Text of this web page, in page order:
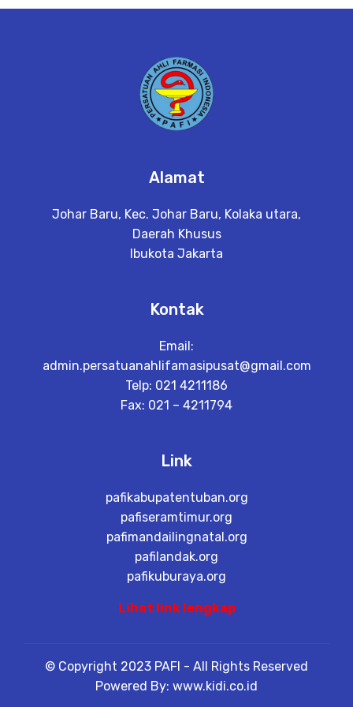
Alamat
Johar Baru, Kec. Johar Baru, Kolaka utara,
Daerah Khusus
Ibukota Jakarta
Kontak
Email:
admin.persatuanahlifamasipusat@gmail.com
Telp: 021 4211186
Fax: 021 – 4211794
Link
pafikabupatentuban.org
pafiseramtimur.org
pafimandailingnatal.org
pafilandak.org
pafikuburaya.org
Lihat link lengkap
© Copyright 2023 PAFI - All Rights Reserved
Powered By: www.kidi.co.id